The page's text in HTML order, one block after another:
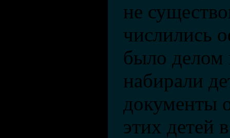
не
числились
было делом
набирали
документы
этих детей